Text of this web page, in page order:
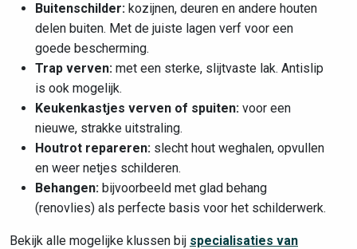
Buitenschilder: kozijnen, deuren en andere houten
delen buiten. Met de juiste lagen verf voor een
goede bescherming.
Trap verven: met een sterke, slijtvaste lak. Antislip
is ook mogelijk.
Keukenkastjes verven of spuiten: voor een
nieuwe, strakke uitstraling.
Houtrot repareren: slecht hout weghalen, opvullen
en weer netjes schilderen.
Behangen: bijvoorbeeld met glad behang
(renovlies) als perfecte basis voor het schilderwerk.
Bekijk alle mogelijke klussen bij specialisaties van